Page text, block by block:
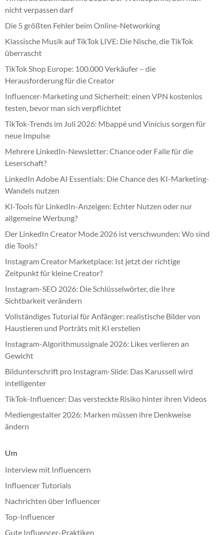
nicht verpassen darf
Die 5 größten Fehler beim Online-Networking
Klassische Musik auf TikTok LIVE: Die Nische, die TikTok
überrascht
TikTok Shop Europe: 100.000 Verkäufer – die
Herausforderung für die Creator
Influencer-Marketing und Sicherheit: einen VPN kostenlos
testen, bevor man sich verpflichtet
TikTok-Trends im Juli 2026: Mbappé und Vinícius sorgen für
neue Impulse
Mehrere LinkedIn-Newsletter: Chance oder Falle für die
Leserschaft?
LinkedIn Adobe AI Essentials: Die Chance des KI-Marketing-
Wandels nutzen
KI-Tools für LinkedIn-Anzeigen: Echter Nutzen oder nur
allgemeine Werbung?
Der LinkedIn Creator Mode 2026 ist verschwunden: Wo sind
die Tools?
Instagram Creator Marketplace: Ist jetzt der richtige
Zeitpunkt für kleine Creator?
Instagram-SEO 2026: Die Schlüsselwörter, die Ihre
Sichtbarkeit verändern
Vollständiges Tutorial für Anfänger: realistische Bilder von
Haustieren und Porträts mit KI erstellen
Instagram-Algorithmussignale 2026: Likes verlieren an
Gewicht
Bildunterschrift pro Instagram-Slide: Das Karussell wird
intelligenter
TikTok-Influencer: Das versteckte Risiko hinter ihren Videos
Mediengestalter 2026: Marken müssen ihre Denkweise
ändern
Um
Interview mit Influencern
Influencer Tutorials
Nachrichten über Influencer
Top-Influencer
Gute Influencer-Praktiken